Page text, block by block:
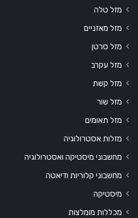
מזל טלה
מזל מאזניים
מזל סרטן
מזל עקרב
מזל קשת
מזל שור
מזל תאומים
מזלות אסטרולוגיה
מחשבוני מיסטיקה ואסטרולוגיה
מחשבוני קלוריות ודיאטה
מיסטיקה
מכללות מומלצות